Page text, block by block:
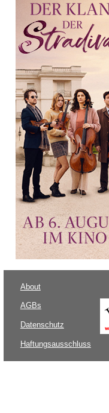
About
AGBs
Datenschutz
Haftungsausschluss